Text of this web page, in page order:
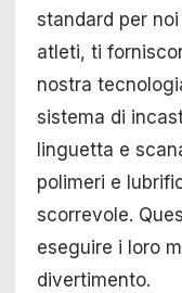
standard per
atleti, ti
nostra
sistema di
linguetta e
polimeri e
scorrevole.
eseguire i loro
divertimento.